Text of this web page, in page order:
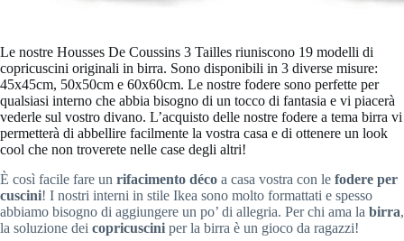
Le nostre Housses De Coussins 3 Tailles riuniscono 19 modelli di
copricuscini originali in birra. Sono disponibili in 3 diverse misure:
45x45cm, 50x50cm e 60x60cm. Le nostre fodere sono perfette per
qualsiasi interno che abbia bisogno di un tocco di fantasia e vi piacerà
vederle sul vostro divano. L’acquisto delle nostre fodere a tema birra vi
permetterà di abbellire facilmente la vostra casa e di ottenere un look
cool che non troverete nelle case degli altri!
È così facile fare un rifacimento déco a casa vostra con le fodere per
cuscini! I nostri interni in stile Ikea sono molto formattati e spesso
abbiamo bisogno di aggiungere un po’ di allegria. Per chi ama la birra,
la soluzione dei copricuscini per la birra è un gioco da ragazzi!